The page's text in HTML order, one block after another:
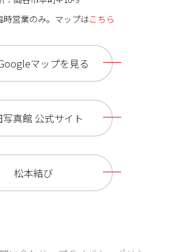
営業のみ。マップはこちら
マップを見る
写真館 公式サイト
松本結び